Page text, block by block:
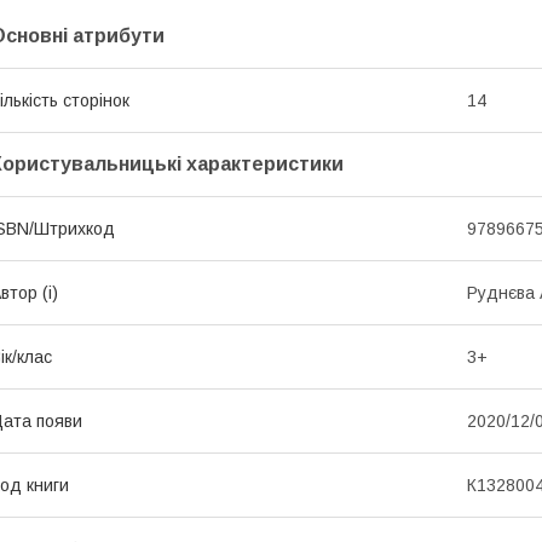
атрибути
сторінок 14
характеристики
Штрихкод
(і) Руднєва
клас 3+
появи 2020/12/
книги